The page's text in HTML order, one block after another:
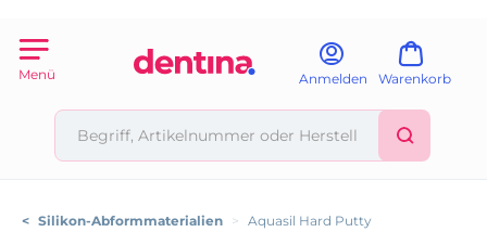
Menü Anmelden Warenkorb
< Silikon-Abformmaterialien > Aquasil Hard Putty